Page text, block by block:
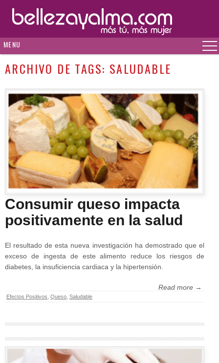
MENU
ARCHIVO DE TAGS: SALUDABLE
Consumir queso impacta
positivamente en la salud
El resultado de esta nueva investigación ha demostrado que el
exceso de ingesta de este alimento reduce los riesgos de
diabetes, la insuficiencia cardiaca y la hipertensión.
Read more →
Efectos Positivos Queso Saludable